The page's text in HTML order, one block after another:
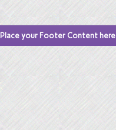
Place your Footer Content here